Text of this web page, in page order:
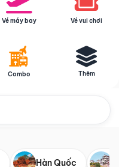
Vé máy bay Vé vui chơi
Combo Thêm
Hàn Quốc